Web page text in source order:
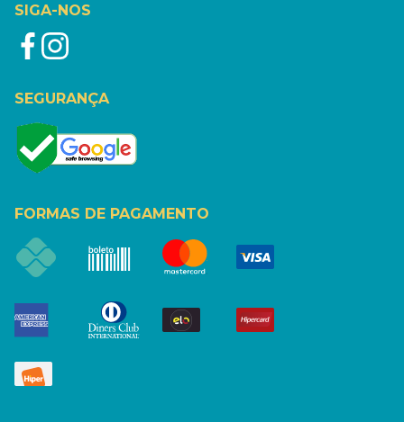
SIGA-NOS
SEGURANÇA
FORMAS DE PAGAMENTO